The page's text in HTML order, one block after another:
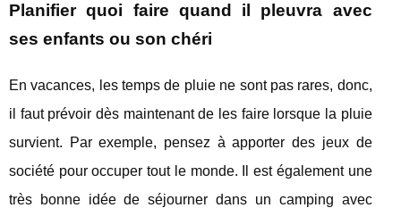
Planifier quoi faire quand il pleuvra avec
ses enfants ou son chéri
En vacances, les temps de pluie ne sont pas rares, donc,
il faut prévoir dès maintenant de les faire lorsque la pluie
survient. Par exemple, pensez à apporter des jeux de
société pour occuper tout le monde. Il est également une
très bonne idée de séjourner dans un camping avec